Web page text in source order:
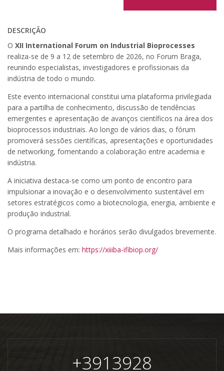
DESCRIÇÃO
O XII International Forum on Industrial Bioprocesses
realiza-se de 9 a 12 de setembro de 2026, no Forum Braga,
reunindo especialistas, investigadores e profissionais da
indústria de todo o mundo.
Este evento internacional constitui uma plataforma privilegiada
para a partilha de conhecimento, discussão de tendências
emergentes e apresentação de avanços científicos na área dos
bioprocessos industriais. Ao longo de vários dias, o fórum
promoverá sessões científicas, apresentações e oportunidades
de networking, fomentando a colaboração entre academia e
indústria.
A iniciativa destaca-se como um ponto de encontro para
impulsionar a inovação e o desenvolvimento sustentável em
setores estratégicos como a biotecnologia, energia, ambiente e
produção industrial.
O programa detalhado e horários serão divulgados brevemente.
Mais informações em: https://xiiiba-ifibiop.org/
+3913928